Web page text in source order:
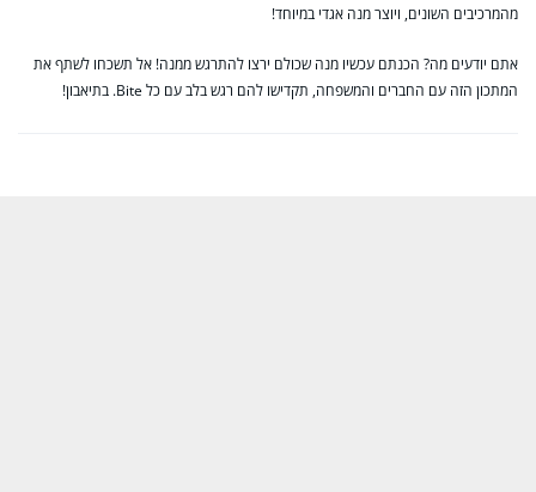
מהמרכיבים השונים, ויוצר מנה אגדי במיוחד!
אתם יודעים מה? הכנתם עכשיו מנה שכולם ירצו להתרגש ממנה! אל תשכחו לשתף את
המתכון הזה עם החברים והמשפחה, תקדישו להם רגש בלב עם כל Bite. בתיאבון!